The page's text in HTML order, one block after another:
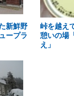
新鮮野
ープラ
峠を越え
憩いの場
え」